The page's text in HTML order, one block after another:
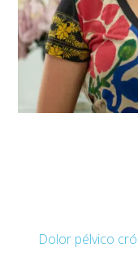
Dolor pélvico